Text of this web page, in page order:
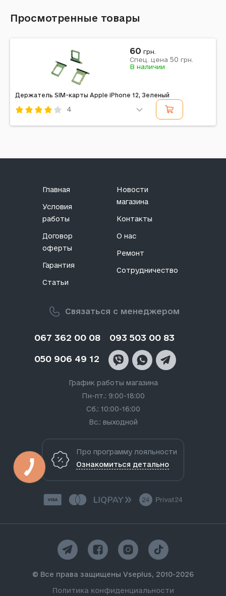
Просмотренные товары
Держатель SIM-карты Apple iPhone 12, Зеленый
4
60 грн.
Спец. цена 50 грн.
В наличии
Связаться с менеджером
067 362 00 08 093 503 00 83
050 906 49 12
График работы магазина
Пн-пт.: 9:00-18:00
Сб.: 10:00-16:00
Вс.: выходной
Главная
Условия
работы
Договор
оферты
Гарантия
Статьи
Новости
магазина
Контакты
О нас
Ремонт
Сотрудничество
Про программу лояльности
Ознакомиться детально
© Все права защищены Vseplus, 2010-2026
Политика конфиденциальности